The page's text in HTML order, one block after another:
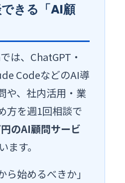
きる「AI顧
は、ChatGPT・
CodeなどのAI導
や、社内活用・業
方を週1回相談で
のAI顧問サービ
ます。
ら始めるべきか」